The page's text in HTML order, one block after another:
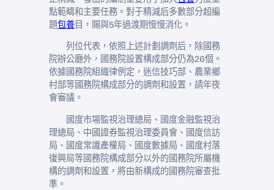
點範疇和主要任務。對于精減后多數部分超編
題包養目，賜與5年過渡期慢慢消化。
列位代表，依照上述計劃調劑后，除國務
院辦公廳外，國務院設置構成部分仍為26個。
依據國務院組織律例定，迷信技巧部、農業鄉
村部等國務院構成部分的調劑和設置，請年夜
會審議。
國度市場監視治理總局、國度金融監視治
理總局、中國證券監視治理委員會、國度信訪
局、國度常識產權局、國度數據局、國度村落
復興局等國務院構成部分以外的國務院所屬機
構的調劑和設置，將由新構成的國務院審查批
準。